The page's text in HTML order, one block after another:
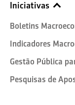
Iniciativas
Boletins
Indicadores
Gestão Pública
Pesquisas de